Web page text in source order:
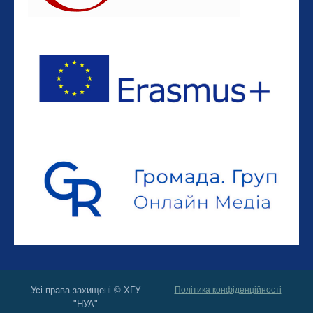
Усі права захищені © ХГУ
"НУА"
Політика конфіденційності